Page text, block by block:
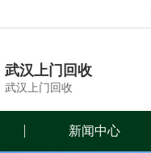
武汉上门回收
武汉上门回收
新闻中心